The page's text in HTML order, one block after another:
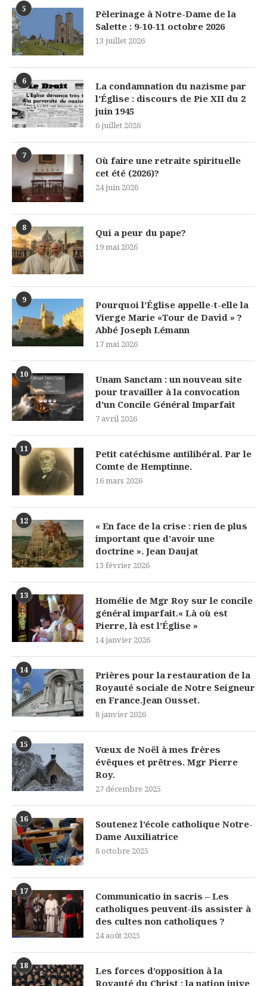
5
Pèlerinage à Notre-Dame de la
Salette : 9-10-11 octobre 2026
13 juillet 2026
6
La condamnation du nazisme par
l’Église : discours de Pie XII du 2
juin 1945
6 juillet 2026
7
Où faire une retraite spirituelle
cet été (2026)?
24 juin 2026
8 Qui a peur du pape?
19 mai 2026
9
Pourquoi l’Église appelle-t-elle la
Vierge Marie «Tour de David » ?
Abbé Joseph Lémann
17 mai 2026
10
Unam Sanctam : un nouveau site
pour travailler à la convocation
d’un Concile Général Imparfait
7 avril 2026
11
Petit catéchisme antilibéral. Par le
Comte de Hemptinne.
16 mars 2026
12
« En face de la crise : rien de plus
important que d’avoir une
doctrine ». Jean Daujat
13 février 2026
13
Homélie de Mgr Roy sur le concile
général imparfait.« Là où est
Pierre, là est l’Église »
14 janvier 2026
14
Prières pour la restauration de la
Royauté sociale de Notre Seigneur
en France.Jean Ousset.
8 janvier 2026
15
Vœux de Noël à mes frères
évêques et prêtres. Mgr Pierre
Roy.
27 décembre 2025
16
Soutenez l’école catholique Notre-
Dame Auxiliatrice
8 octobre 2025
17
Communicatio in sacris – Les
catholiques peuvent-ils assister à
des cultes non catholiques ?
24 août 2025
18
Les forces d’opposition à la
Royauté du Christ : la nation juive